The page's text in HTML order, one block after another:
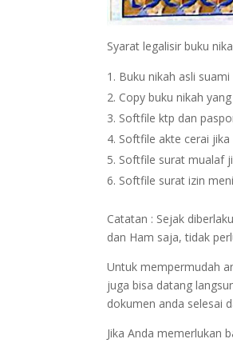
Syarat legalisir buku
Buku nikah asli
Copy buku nikah
Softfile ktp dan
Softfile akte cerai
Softfile surat mualaf
Softfile surat izin
Catatan : Sejak
dan Ham saja, tidak
Untuk mempermudah
juga bisa datang
dokumen anda selesai
Jika Anda memerlukan